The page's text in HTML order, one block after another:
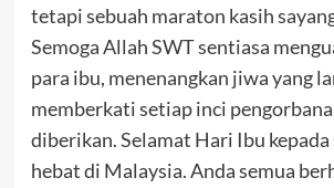
tetapi sebuah maraton kasih
Semoga Allah SWT sentiasa
para ibu, menenangkan jiwa yang
memberkati setiap inci
diberikan. Selamat Hari Ibu
hebat di Malaysia. Anda semua